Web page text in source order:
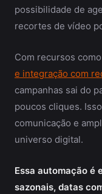
possibilidade de
recortes de vídeo
Com recursos
e integração com
campanhas sai do
poucos cliques.
comunicação e
universo digital.
Essa automação é
sazonais, datas